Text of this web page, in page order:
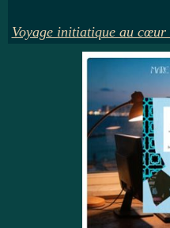
Voyage initiatique au cœur